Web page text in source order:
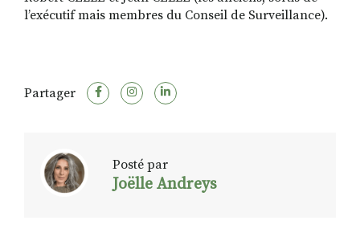
l’exécutif mais membres du Conseil de Surveillance).
Partager
Posté par
Joëlle Andreys